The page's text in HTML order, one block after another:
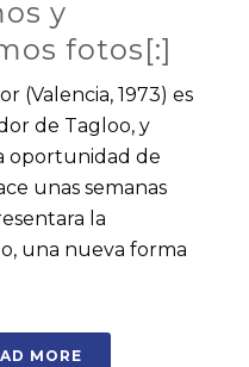
y
fotos[:]
(Valencia, 1973) es
de Tagloo, y
oportunidad de
unas semanas
la
una nueva forma
MORE